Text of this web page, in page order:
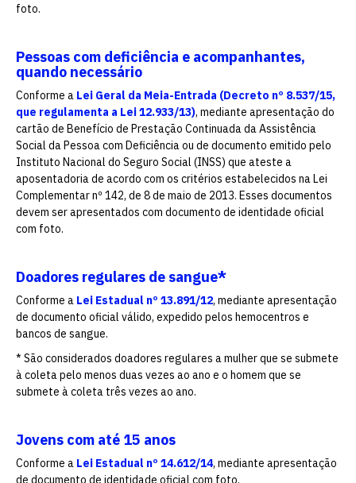
foto.
Pessoas com deficiência e acompanhantes,
quando necessário
Conforme a Lei Geral da Meia-Entrada (Decreto nº 8.537/15,
que regulamenta a Lei 12.933/13), mediante apresentação do
cartão de Benefício de Prestação Continuada da Assistência
Social da Pessoa com Deficiência ou de documento emitido pelo
Instituto Nacional do Seguro Social (INSS) que ateste a
aposentadoria de acordo com os critérios estabelecidos na Lei
Complementar nº 142, de 8 de maio de 2013. Esses documentos
devem ser apresentados com documento de identidade oficial
com foto.
Doadores regulares de sangue*
Conforme a Lei Estadual nº 13.891/12, mediante apresentação
de documento oficial válido, expedido pelos hemocentros e
bancos de sangue.
* São considerados doadores regulares a mulher que se submete
à coleta pelo menos duas vezes ao ano e o homem que se
submete à coleta três vezes ao ano.
Jovens com até 15 anos
Conforme a Lei Estadual nº 14.612/14, mediante apresentação
de documento de identidade oficial com foto.